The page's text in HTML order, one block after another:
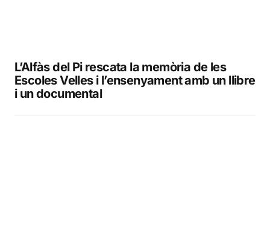
L’Alfàs del Pi rescata la memòria de les
Escoles Velles i l’ensenyament amb un llibre
i un documental